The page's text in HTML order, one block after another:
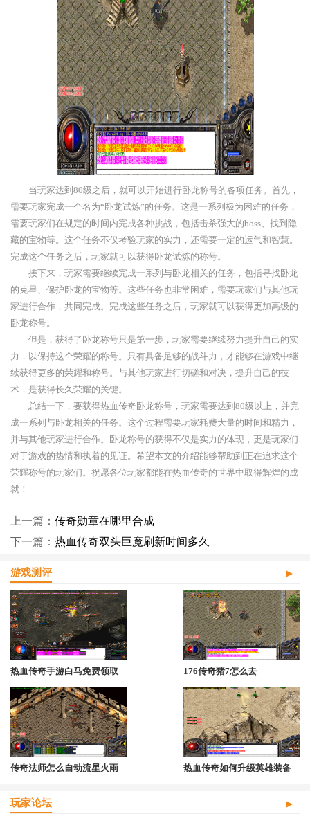
当玩家达到80级之后，就可以开始进行卧龙称号的各项任务。首先，
需要玩家完成一个名为“卧龙试炼”的任务。这是一系列极为困难的任务，
需要玩家们在规定的时间内完成各种挑战，包括击杀强大的boss、找到隐
藏的宝物等。这个任务不仅考验玩家的实力，还需要一定的运气和智慧。
完成这个任务之后，玩家就可以获得卧龙试炼的称号。
接下来，玩家需要继续完成一系列与卧龙相关的任务，包括寻找卧龙
的克星、保护卧龙的宝物等。这些任务也非常困难，需要玩家们与其他玩
家进行合作，共同完成。完成这些任务之后，玩家就可以获得更加高级的
卧龙称号。
但是，获得了卧龙称号只是第一步，玩家需要继续努力提升自己的实
力，以保持这个荣耀的称号。只有具备足够的战斗力，才能够在游戏中继
续获得更多的荣耀和称号。与其他玩家进行切磋和对决，提升自己的技
术，是获得长久荣耀的关键。
总结一下，要获得热血传奇卧龙称号，玩家需要达到80级以上，并完
成一系列与卧龙相关的任务。这个过程需要玩家耗费大量的时间和精力，
并与其他玩家进行合作。卧龙称号的获得不仅是实力的体现，更是玩家们
对于游戏的热情和执着的见证。希望本文的介绍能够帮助到正在追求这个
荣耀称号的玩家们。祝愿各位玩家都能在热血传奇的世界中取得辉煌的成
就！
上一篇： 传奇勋章在哪里合成
下一篇： 热血传奇双头巨魔刷新时间多久
游戏测评
热血传奇手游白马免费领取 176传奇猪7怎么去
传奇法师怎么自动流星火雨 热血传奇如何升级英雄装备
玩家论坛